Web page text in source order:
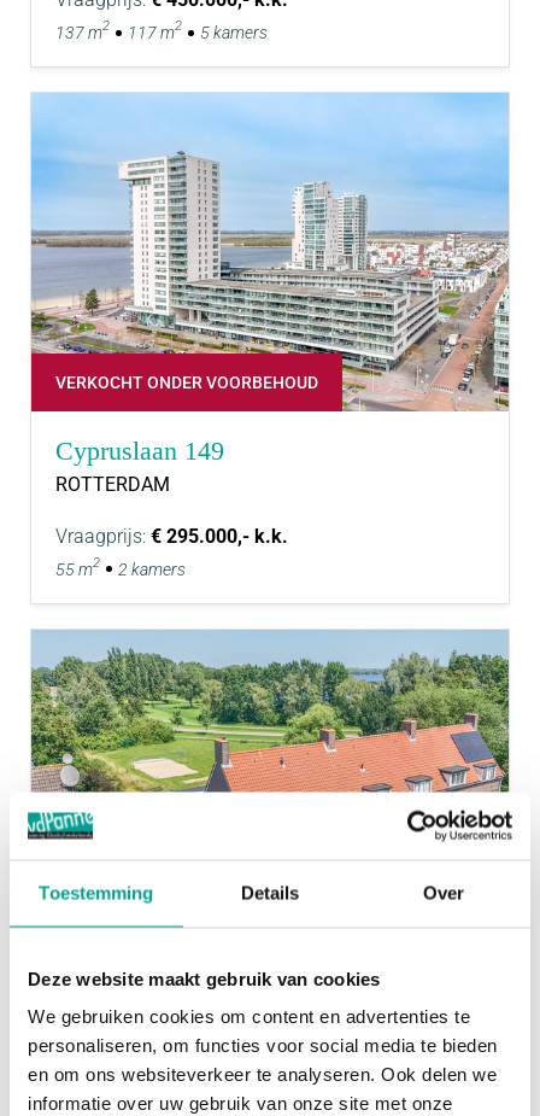
Toestemming Details Over
Deze website maakt gebruik van cookies
We gebruiken cookies om content en advertenties te
personaliseren, om functies voor social media te bieden
en om ons websiteverkeer te analyseren. Ook delen we
informatie over uw gebruik van onze site met onze
137 m2 117 m2 5 kamers
VERKOCHT ONDER VOORBEHOUD
Cypruslaan 149
ROTTERDAM
Vraagprijs: € 295.000,- k.k.
55 m2 2 kamers
Wollefoppenweg 32
ZEVENHUIZEN
Vraagprijs:€ 375.000,- k.k.
246 m2 84 m2 5 kamers